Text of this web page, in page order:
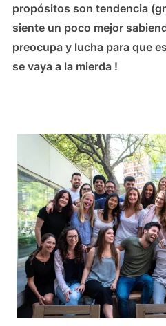
propósitos son tendencia
siente un poco mejor
preocupa y lucha para que
se vaya a la mierda !